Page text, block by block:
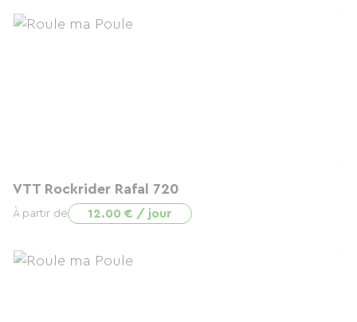
VTT Rockrider Rafal 720
À partir de 12.00 € / jour